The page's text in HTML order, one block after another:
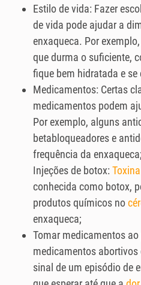
Estilo de vida: Fazer
de vida pode ajudar a
enxaqueca. Por
que durma o suficiente,
fique bem hidratada e se
Medicamentos: Certas
medicamentos podem
Por exemplo, alguns
betabloqueadores e
frequência da enxaqueca;
Injeções de botox:
conhecida como botox,
produtos químicos no
enxaqueca;
Tomar medicamentos
medicamentos
sinal de um episódio de